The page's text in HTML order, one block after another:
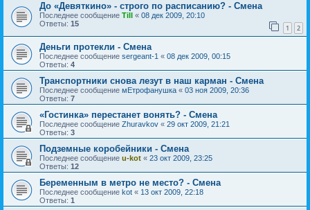
До «Девяткино» - строго по расписанию? - Смена
Последнее сообщение Till « 08 дек 2009, 20:10
Ответы: 15 1 2
Деньги протекли - Смена
Последнее сообщение sergeant-1 « 08 дек 2009, 00:15
Ответы: 4
Транспортники снова лезут в наш карман - Смена
Последнее сообщение мЕтрофанушка « 03 ноя 2009, 20:36
Ответы: 7
«Гостинка» перестанет вонять? - Смена
Последнее сообщение Zhuravkov « 29 окт 2009, 21:21
Ответы: 3
Подземные коробейники - Смена
Последнее сообщение u-kot « 23 окт 2009, 23:25
Ответы: 12
Беременным в метро не место? - Смена
Последнее сообщение kot « 13 окт 2009, 22:18
Ответы: 1